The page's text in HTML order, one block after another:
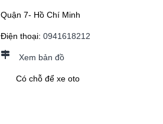
Quận 7- Hồ Chí Minh
Điện thoại: 0941618212
Xem bản đồ
Có chỗ để xe oto